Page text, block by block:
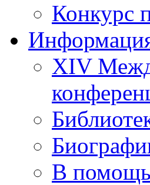
Конкурс
XIV
В помощь